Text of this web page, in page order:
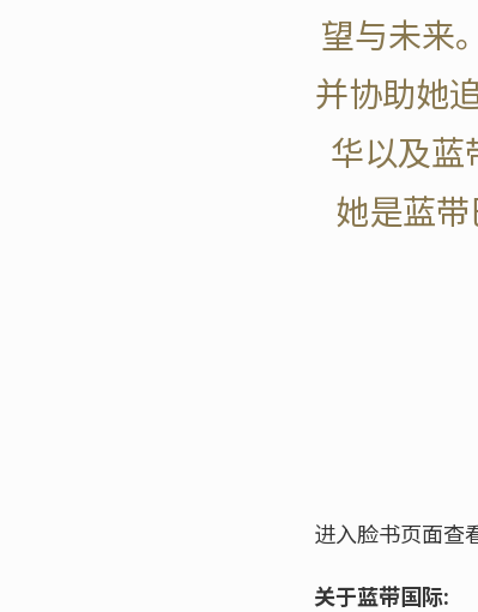
望与未来
并协助她
华以及蓝
她是蓝
进入脸书页面查
关于蓝带国际: